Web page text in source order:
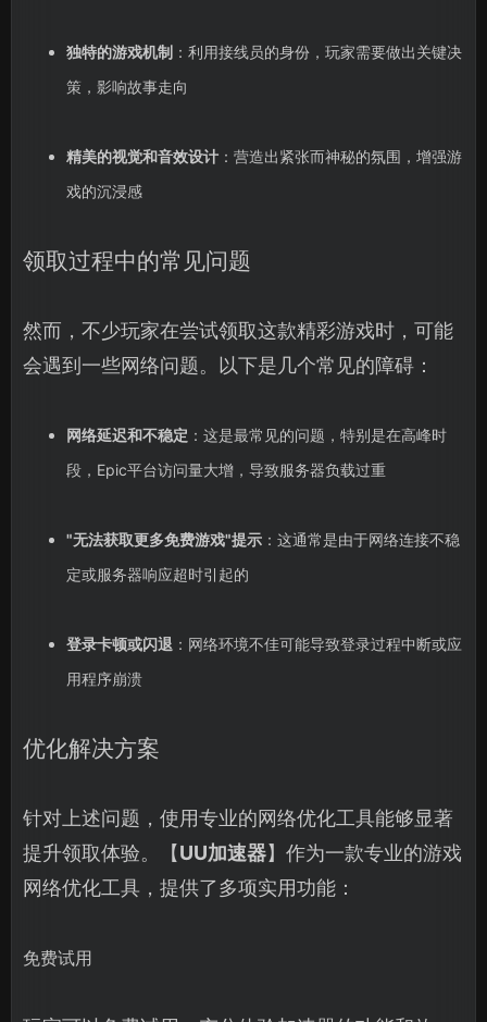
独特的游戏机制 ：利用接线员的身份，玩家需要做出关键决
策，影响故事走向
精美的视觉和音效设计：营造出紧张而神秘的氛围，增强游
戏的沉浸感
领取过程中的常见问题
然而，不少玩家在尝试领取这款精彩游戏时，可能
会遇到一些网络问题。以下是几个常见的障碍：
网络延迟和不稳定 ：这是最常见的问题，特别是在高峰时
段，Epic平台访问量大增，导致服务器负载过重
"无法获取更多免费游戏"提示：这通常是由于网络连接不稳
定或服务器响应超时引起的
登录卡顿或闪退：网络环境不佳可能导致登录过程中断或应
用程序崩溃
优化解决方案
针对上述问题，使用专业的网络优化工具能够显著
提升领取体验。【UU加速器】作为一款专业的游戏
网络优化工具，提供了多项实用功能：
免费试用